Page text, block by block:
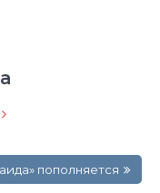
пополняется